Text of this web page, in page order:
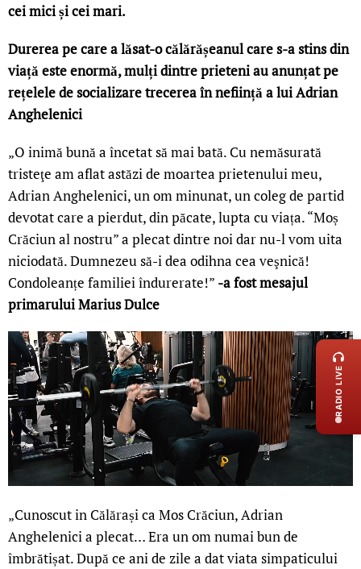
cei mici și cei mari.
Durerea pe care a lăsat-o călărășeanul care s-a stins din
viață este enormă, mulți dintre prieteni au anunțat pe
rețelele de socializare trecerea în neființă a lui Adrian
Anghelenici
„O inimă bună a încetat să mai bată. Cu nemăsurată
tristeţe am aflat astăzi de moartea prietenului meu,
Adrian Anghelenici, un om minunat, un coleg de partid
devotat care a pierdut, din păcate, lupta cu viața. “Moș
Crăciun al nostru” a plecat dintre noi dar nu-l vom uita
niciodată. Dumnezeu să-i dea odihna cea veşnică!
Condoleanțe familiei îndurerate!” -a fost mesajul
primarului Marius Dulce
„Cunoscut in Călărași ca Mos Crăciun, Adrian
Anghelenici a plecat… Era un om numai bun de
îmbrătișat. După ce ani de zile a dat viata simpaticului
RADIO LIVE